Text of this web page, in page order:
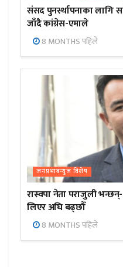
संसद पुनर्स्थापनाका लागि
जाँदै कांग्रेस-एमाले
8 MONTHS पहिले
जनप्रभाबन्युज विशेष
रास्वपा नेता पराजुली
लिएर अघि बढ्छौँ
8 MONTHS पहिले